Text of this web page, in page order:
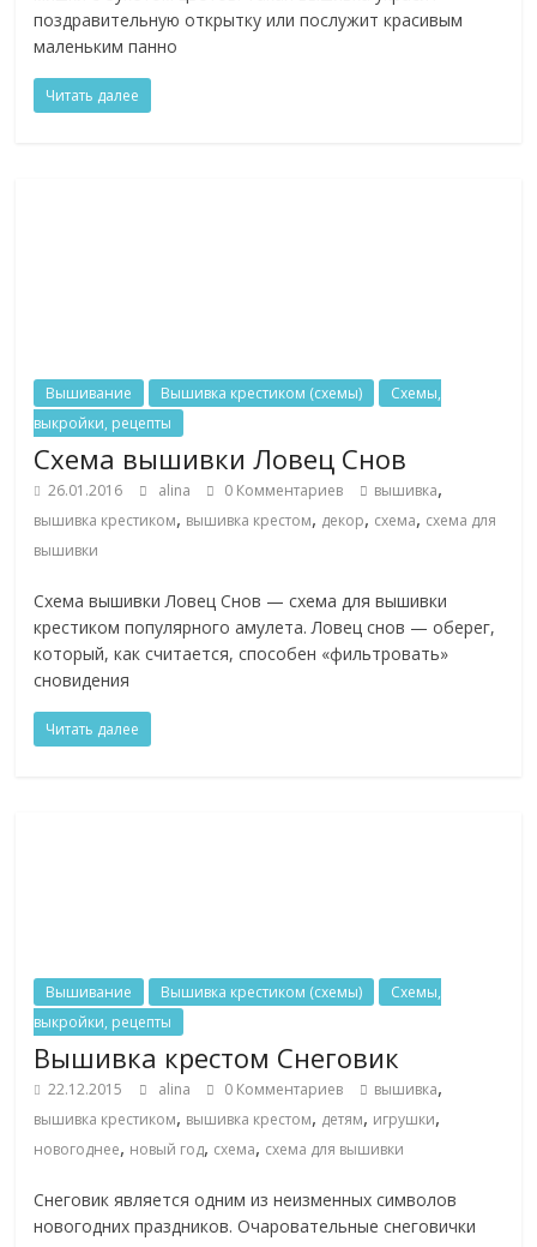
поздравительную открытку или послужит красивым
маленьким панно
Читать далее
Вышивание Вышивка крестиком (схемы)
Схемы,
выкройки, рецепты
Схема вышивки Ловец Снов
26.01.2016 alina 0 Комментариев вышивка,
вышивка крестиком, вышивка крестом, декор, схема, схема для
вышивки
Схема вышивки Ловец Снов — схема для вышивки
крестиком популярного амулета. Ловец снов — оберег,
который, как считается, способен «фильтровать»
сновидения
Читать далее
Вышивание Вышивка крестиком (схемы)
Схемы,
выкройки, рецепты
Вышивка крестом Снеговик
22.12.2015 alina 0 Комментариев вышивка,
вышивка крестиком, вышивка крестом, детям, игрушки,
новогоднее, новый год, схема, схема для вышивки
Снеговик является одним из неизменных символов
новогодних праздников. Очаровательные снеговички